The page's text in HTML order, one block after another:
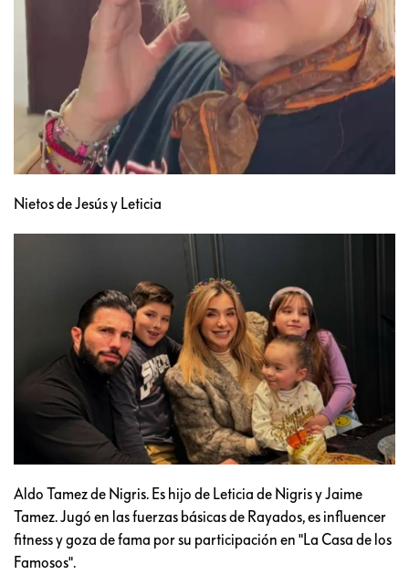
Nietos de Jesús y Leticia
Aldo Tamez de Nigris. Es hijo de Leticia de Nigris y Jaime
Tamez. Jugó en las fuerzas básicas de Rayados, es influencer
fitness y goza de fama por su participación en "La Casa de los
Famosos".